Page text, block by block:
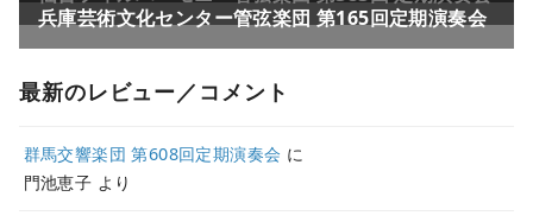
最新のレビュー／コメント
群馬交響楽団 第608回定期演奏会 に
門池恵子 より